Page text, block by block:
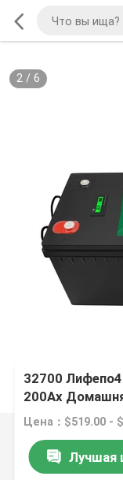
2/ 6
32700
200Ах
управления
Лучшая